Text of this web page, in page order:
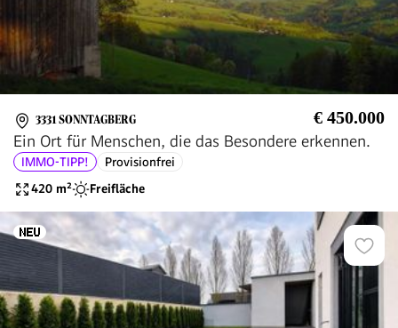
3331 SONNTAGBERG € 450.000
Ein Ort für Menschen, die das Besondere erkennen.
IMMO-TIPP!
Provisionfrei
420 m² Freifläche